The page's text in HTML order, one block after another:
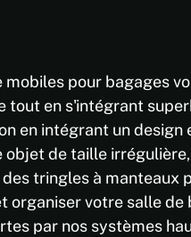
pour bagages
en s'intégrant
en intégrant un design
de taille
tringles à manteaux
organiser votre salle de
par nos systèmes